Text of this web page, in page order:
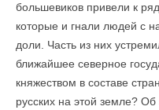
большевиков привели к
которые и гнали людей с
доли. Часть из них
ближайшее северное
княжеством в составе
русских на этой земле?